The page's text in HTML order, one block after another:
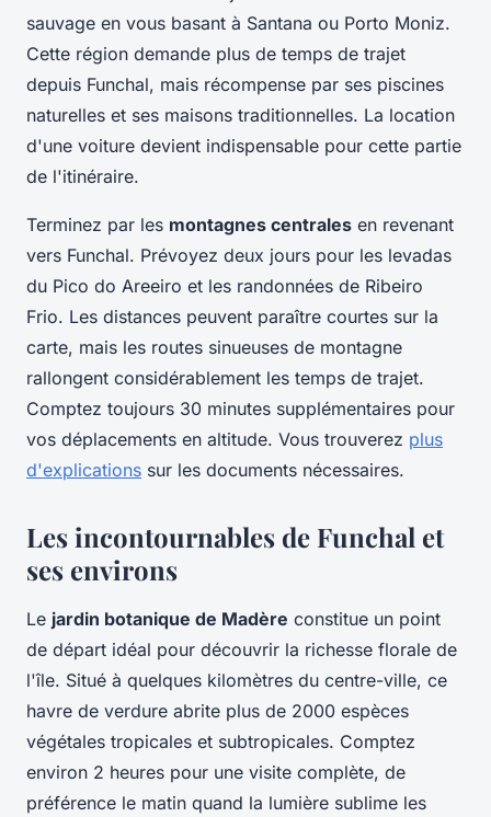
sauvage en vous basant à Santana ou Porto Moniz.
Cette région demande plus de temps de trajet
depuis Funchal, mais récompense par ses piscines
naturelles et ses maisons traditionnelles. La location
d'une voiture devient indispensable pour cette partie
de l'itinéraire.
Terminez par les montagnes centrales en revenant
vers Funchal. Prévoyez deux jours pour les levadas
du Pico do Areeiro et les randonnées de Ribeiro
Frio. Les distances peuvent paraître courtes sur la
carte, mais les routes sinueuses de montagne
rallongent considérablement les temps de trajet.
Comptez toujours 30 minutes supplémentaires pour
vos déplacements en altitude. Vous trouverez plus
d'explications sur les documents nécessaires.
Les incontournables de Funchal et
ses environs
Le jardin botanique de Madère constitue un point
de départ idéal pour découvrir la richesse florale de
l'île. Situé à quelques kilomètres du centre-ville, ce
havre de verdure abrite plus de 2000 espèces
végétales tropicales et subtropicales. Comptez
environ 2 heures pour une visite complète, de
préférence le matin quand la lumière sublime les